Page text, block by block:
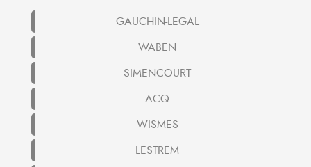
GAUCHIN-LEGAL
WABEN
SIMENCOURT
ACQ
WISMES
LESTREM